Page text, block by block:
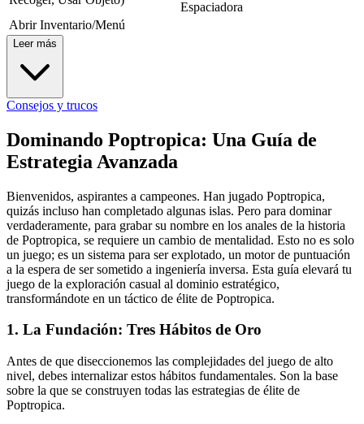
Espaciadora
Abrir Inventario/Menú
Leer más
Consejos y trucos
Dominando Poptropica: Una Guía de
Estrategia Avanzada
Bienvenidos, aspirantes a campeones. Han jugado Poptropica,
quizás incluso han completado algunas islas. Pero para dominar
verdaderamente, para grabar su nombre en los anales de la historia
de Poptropica, se requiere un cambio de mentalidad. Esto no es solo
un juego; es un sistema para ser explotado, un motor de puntuación
a la espera de ser sometido a ingeniería inversa. Esta guía elevará tu
juego de la exploración casual al dominio estratégico,
transformándote en un táctico de élite de Poptropica.
1. La Fundación: Tres Hábitos de Oro
Antes de que diseccionemos las complejidades del juego de alto
nivel, debes internalizar estos hábitos fundamentales. Son la base
sobre la que se construyen todas las estrategias de élite de
Poptropica.